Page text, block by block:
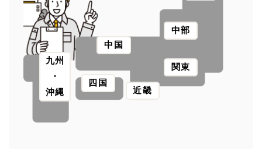
関東
中部
近畿
中国
四国
九州
・
沖縄